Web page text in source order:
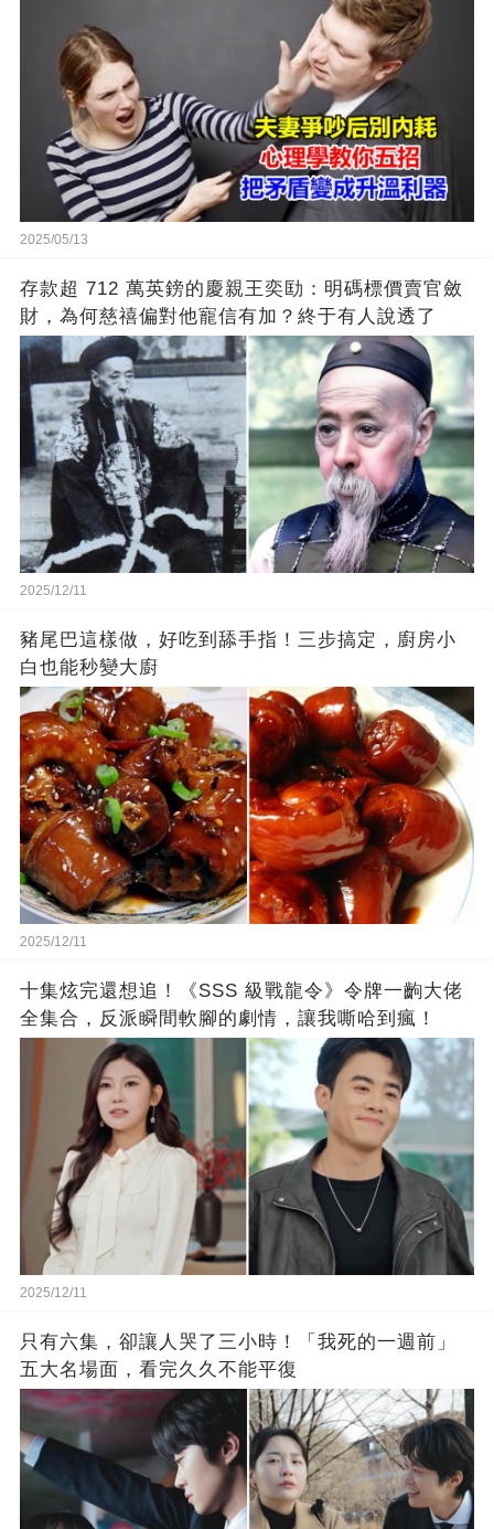
2025/05/13
存款超 712 萬英鎊的慶親王奕劻：明碼標價賣官斂
財，為何慈禧偏對他寵信有加？終于有人說透了
2025/12/11
豬尾巴這樣做，好吃到舔手指！三步搞定，廚房小
白也能秒變大廚
2025/12/11
十集炫完還想追！《SSS 級戰龍令》令牌一齣大佬
全集合，反派瞬間軟腳的劇情，讓我嘶哈到瘋！
2025/12/11
只有六集，卻讓人哭了三小時！「我死的一週前」
五大名場面，看完久久不能平復